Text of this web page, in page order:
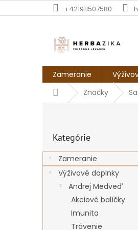
na
+421911507580
Zameranie
DomovZnačky
ý
p
kategórie
Kategórie
Zameranie
Výživové doplnky
Andrej Medveď
Akciové balíčky
Imunita
Trávenie